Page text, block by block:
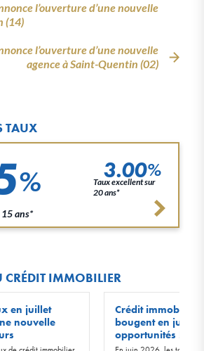
l’ouverture d’une nouvelle
(14)
l’ouverture d’une nouvelle
agence à Saint-Quentin (02)
TAUX
%
ans*
3.00%
Taux excellent sur
20 ans*
CRÉDIT IMMOBILIER
en juillet
nouvelle
Crédit immobilier
bougent en juin
opportunités !